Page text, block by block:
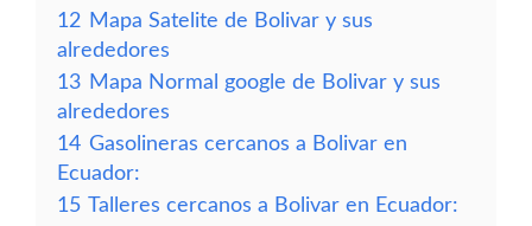
12 Mapa Satelite de Bolivar y sus
alrededores
13 Mapa Normal google de Bolivar y sus
alrededores
14 Gasolineras cercanos a Bolivar en
Ecuador:
15 Talleres cercanos a Bolivar en Ecuador: